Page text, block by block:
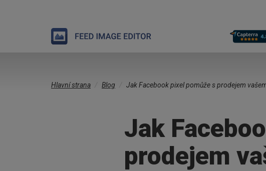
Jste
zde
Hlavní strana Blog Jak Facebook pixel pomůže s prodejem
Jak
prodejem